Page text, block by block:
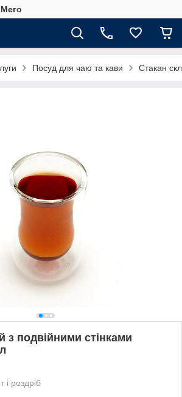
Посуд для чаю та кави Стакан
з подвійними стінками
і роздріб